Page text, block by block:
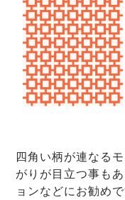
四角い柄が連なる
がりが目立つ事も
ョンなどにお勧めで